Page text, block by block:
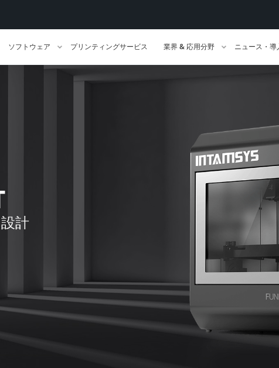
ソフトウェア プリンティングサービス 業界 & 応用分野 ニュース・導
計